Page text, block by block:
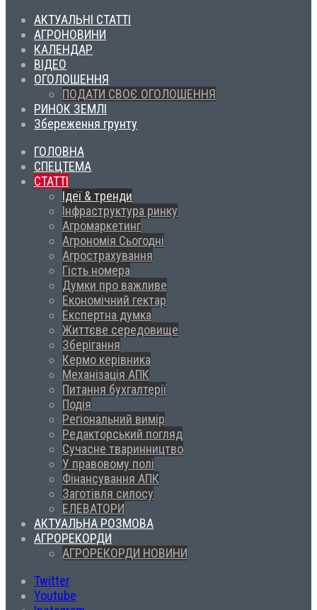
АКТУАЛЬНІ СТАТТІ
АГРОНОВИНИ
КАЛЕНДАР
ВІДЕО
ОГОЛОШЕННЯ
ПОДАТИ СВОЄ ОГОЛОШЕННЯ
РИНОК ЗЕМЛІ
Збереження грунту
ГОЛОВНА
СПЕЦТЕМА
СТАТТІ
Ідеї & тренди
Інфраструктура ринку
Агромаркетинг
Агрономія Сьогодні
Агрострахування
Гість номера
Думки про важливе
Економічний гектар
Експертна думка
Життєве середовище
Зберігання
Кермо керівника
Механізація АПК
Питання бухгалтерії
Подія
Регіональний вимір
Редакторський погляд
Сучасне тваринництво
У правовому полі
Фінансування АПК
Заготівля силосу
ЕЛЕВАТОРИ
АКТУАЛЬНА РОЗМОВА
АГРОРЕКОРДИ
АГРОРЕКОРДИ НОВИНИ
Twitter
Youtube